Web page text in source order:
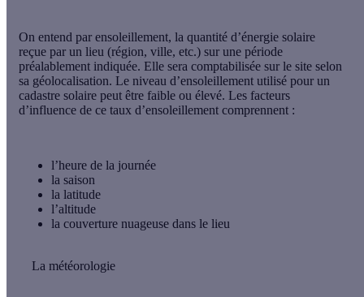
On entend par ensoleillement, la quantité d’énergie solaire
reçue par un lieu (région, ville, etc.) sur une période
préalablement indiquée. Elle sera comptabilisée sur le site selon
sa géolocalisation. Le niveau d’ensoleillement utilisé pour un
cadastre solaire peut être faible ou élevé. Les facteurs
d’influence de ce taux d’ensoleillement comprennent :
l’heure de la journée
la saison
la latitude
l’altitude
la couverture nuageuse dans le lieu
La météorologie